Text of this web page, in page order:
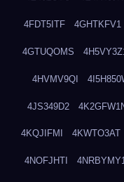
4FDT5ITF 4GHTKFV1
4GTUQOMS
4HVMV9QI
4JS349D2
4KQJIFMI 4KWTO3AT
4NOFJHTI